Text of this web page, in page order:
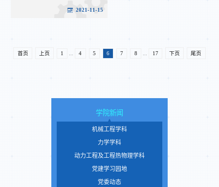
2021-11-15
首页 上页 1 4 5 6 7 8 17 下页 尾页
学院新闻
机械工程学科
力学学科
动力工程及工程热物理学科
党建学习园地
党委动态